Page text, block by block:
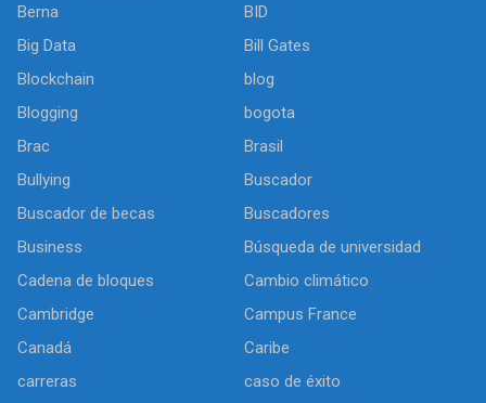
Berna
BID
Big Data
Bill Gates
Blockchain
blog
Blogging
bogota
Brac
Brasil
Bullying
Buscador
Buscador de becas
Buscadores
Business
Búsqueda de universidad
Cadena de bloques
Cambio climático
Cambridge
Campus France
Canadá
Caribe
carreras
caso de éxito